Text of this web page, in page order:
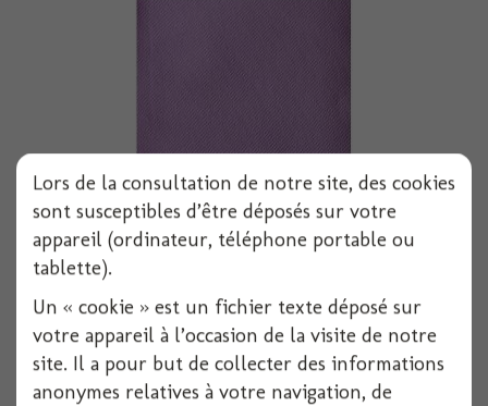
Serviette voie seche 40x40 cm parme x50
Voir
Lors de la consultation de notre site, des cookies
sont susceptibles d’être déposés sur votre
appareil (ordinateur, téléphone portable ou
tablette).
Un « cookie » est un fichier texte déposé sur
votre appareil à l’occasion de la visite de notre
site. Il a pour but de collecter des informations
anonymes relatives à votre navigation, de